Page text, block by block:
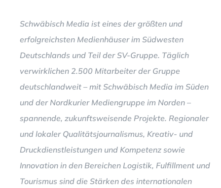
Schwäbisch Media ist eines der größten und
erfolgreichsten Medienhäuser im Südwesten
Deutschlands und Teil der SV-Gruppe. Täglich
verwirklichen 2.500 Mitarbeiter der Gruppe
deutschlandweit – mit Schwäbisch Media im Süden
und der Nordkurier Mediengruppe im Norden –
spannende, zukunftsweisende Projekte. Regionaler
und lokaler Qualitätsjournalismus, Kreativ- und
Druckdienstleistungen und Kompetenz sowie
Innovation in den Bereichen Logistik, Fulfillment und
Tourismus sind die Stärken des internationalen